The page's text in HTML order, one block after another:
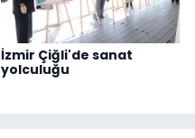
İzmir Çiğli'de sanat
yolculuğu